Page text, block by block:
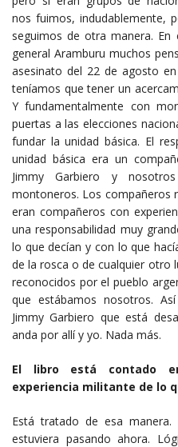
nos fuimos, indudablemente,
seguimos de otra manera. En
general Aramburu muchos
asesinato del 22 de agosto
teníamos que tener un
Y fundamentalmente con
puertas a las elecciones
fundar la unidad básica. El
unidad básica era un
Jimmy Garbiero y
montoneros. Los compañeros
eran compañeros con
una responsabilidad muy
lo que decían y con lo que
de la rosca o de cualquier otro
reconocidos por el pueblo
que estábamos nosotros.
Jimmy Garbiero que está
anda por allí y yo. Nada más.
El libro está contado
experiencia militante de lo
Está tratado de esa
estuviera pasando ahora.